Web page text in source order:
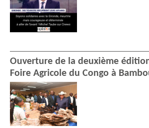
Ouverture de la deuxième
Foire Agricole du Congo à